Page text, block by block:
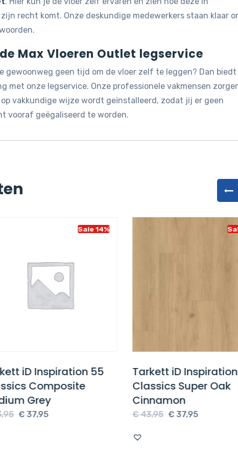
recht komt. Onze deskundige medewerkers staan klaar
Max Vloeren Outlet legservice
gewoonweg geen tijd om de vloer zelf te leggen? Dan biedt
met onze legservice. Onze professionele vakmensen
vakkundige wijze wordt geïnstalleerd, zodat jij er geen
vooraf geëgaliseerd te worden.
Sale 14%
iD Inspiration 55
Composite
Grey
Oorspronkelijke
€37,95Huidige
Tarkett iD
Classics Super Oak
Cinnamon
€43,95 Oorspronkelijke
€37,95Huidige